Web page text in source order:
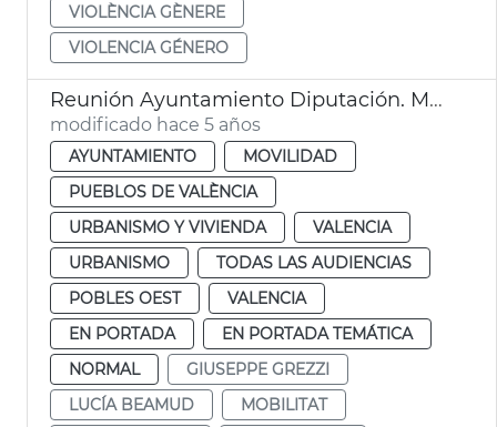
VIOLÈNCIA GÈNERE
VIOLENCIA GÉNERO
Reunión Ayuntamiento Diputación. Massarrojos y Benifaraig
modificado hace 5 años
AYUNTAMIENTO
MOVILIDAD
PUEBLOS DE VALÈNCIA
URBANISMO Y VIVIENDA
VALENCIA
URBANISMO
TODAS LAS AUDIENCIAS
POBLES OEST
VALENCIA
EN PORTADA
EN PORTADA TEMÁTICA
NORMAL
GIUSEPPE GREZZI
LUCÍA BEAMUD
MOBILITAT